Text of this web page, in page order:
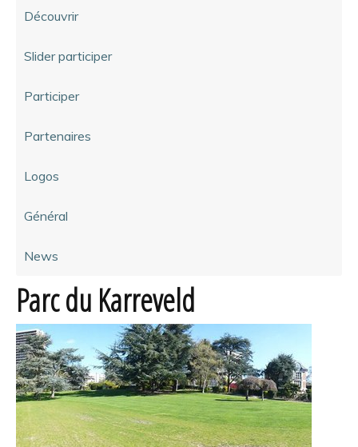
Découvrir
Slider participer
Participer
Partenaires
Logos
Général
News
Parc du Karreveld